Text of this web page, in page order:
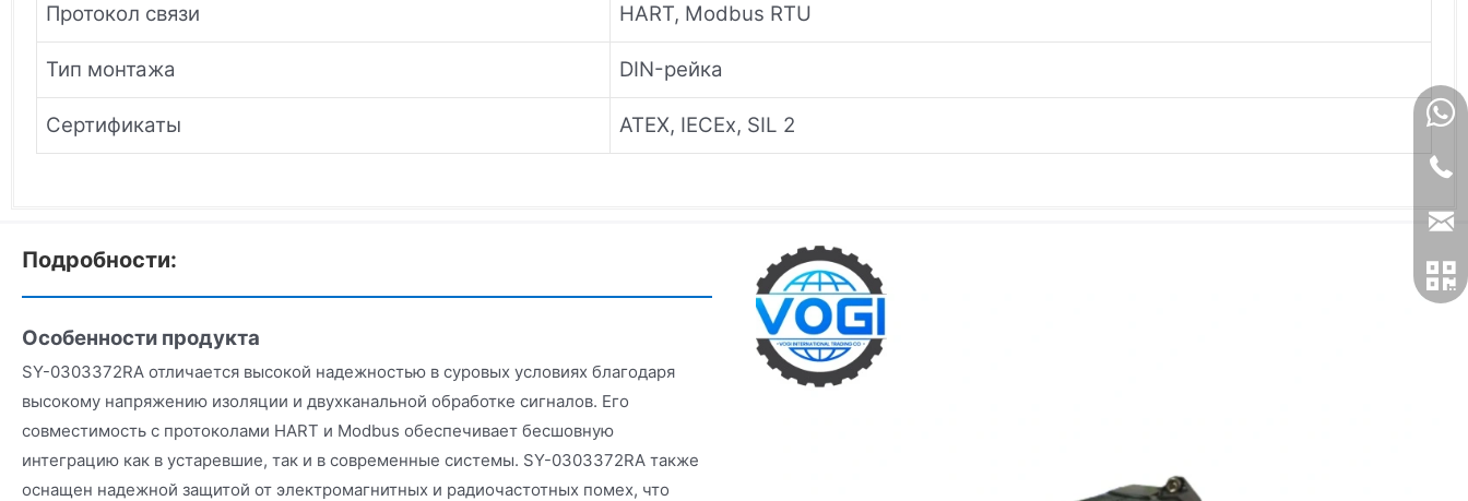
Протокол связи HART, Modbus RTU
Тип монтажа DIN-рейка
Сертификаты ATEX, IECEx, SIL 2
Подробности:
Особенности продукта
SY-0303372RA отличается высокой надежностью в суровых условиях благодаря
высокому напряжению изоляции и двухканальной обработке сигналов. Его
совместимость с протоколами HART и Modbus обеспечивает бесшовную
интеграцию как в устаревшие, так и в современные системы. SY-0303372RA также
оснащен надежной защитой от электромагнитных и радиочастотных помех, что